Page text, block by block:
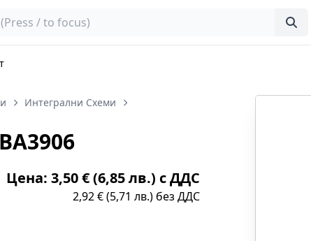
Интегрални Схеми
Цена: 3,50 € (6,85 лв.) с ДДС
2,92 € (5,71 лв.) без ДДС